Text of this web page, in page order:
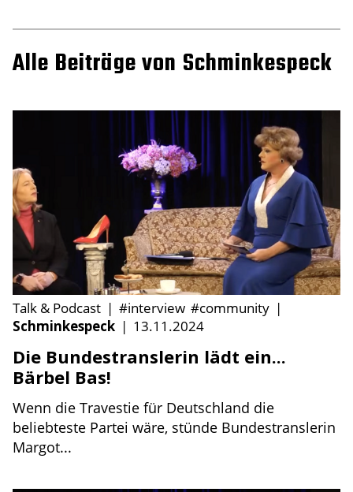
Alle Beiträge von Schminkespeck
Talk & Podcast | #interview #community |
Schminkespeck | 13.11.2024
Die Bundestranslerin lädt ein...
Bärbel Bas!
Wenn die Travestie für Deutschland die
beliebteste Partei wäre, stünde Bundestranslerin
Margot...